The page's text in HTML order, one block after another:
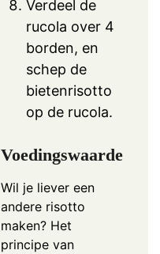
Verdeel de
rucola over 4
borden, en
schep de
bietenrisotto
op de rucola.
Voedingswaarde
Wil je liever een
andere risotto
maken? Het
principe van